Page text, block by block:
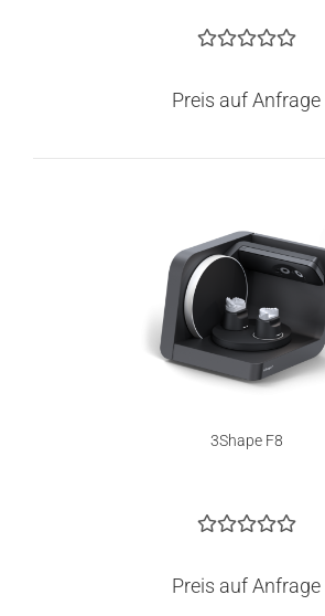
Preis auf Anfrage
3Shape F8
Preis auf Anfrage